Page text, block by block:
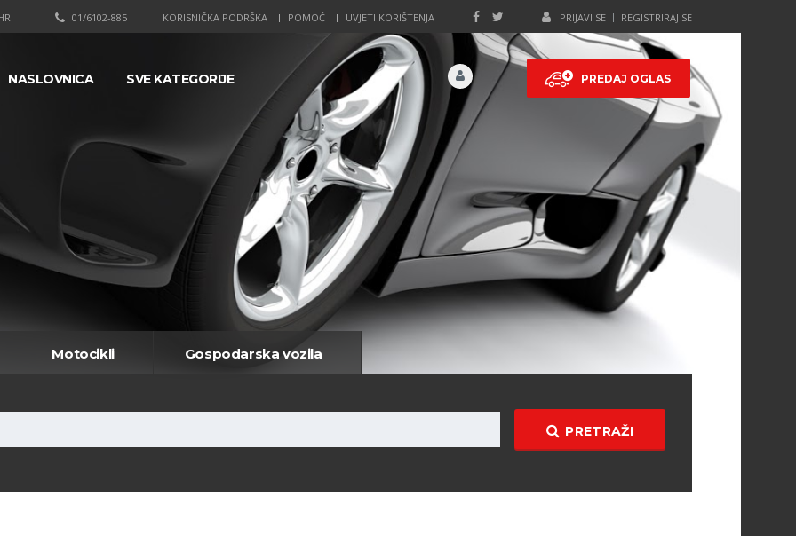
PRIJAVI SE REGISTRIRAJ SE
KORISNIČKA PODRŠKA POMOĆ UVJETI KORIŠTENJA
01/6102-885
PREDAJ OGLAS
NASLOVNICA SVE KATEGORIJE
Motocikli Gospodarska vozila
PRETRAŽI